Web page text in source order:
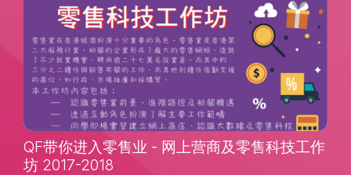
QF带你进入零售业 - 网上营商及零售科技工作
坊 2017-2018